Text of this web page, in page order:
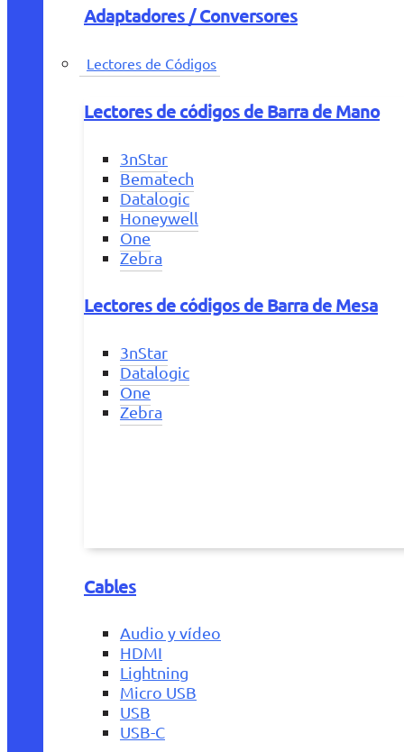
Adaptadores / Conversores
Lectores de Códigos
Lectores de códigos de Barra de Mano
3nStar
Bematech
Datalogic
Honeywell
One
Zebra
Lectores de códigos de Barra de Mesa
3nStar
Datalogic
One
Zebra
Cables
Audio y vídeo
HDMI
Lightning
Micro USB
USB
USB-C